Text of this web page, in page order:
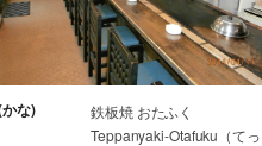
な)
鉄板焼 おたふく
Teppanyaki-Otafuku（てっ